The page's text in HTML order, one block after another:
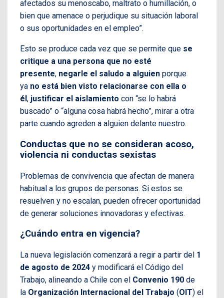
afectados su menoscabo, maltrato o humillación, o
bien que amenace o perjudique su situación laboral
o sus oportunidades en el empleo”.
Esto se produce cada vez que se permite que se
critique a una persona que no esté
presente, negarle el saludo a alguien porque
ya no está bien visto relacionarse con ella o
él, justificar el aislamiento con “se lo habrá
buscado” o “alguna cosa habrá hecho”, mirar a otra
parte cuando agreden a alguien delante nuestro.
Conductas que no se consideran acoso,
violencia ni conductas sexistas
Problemas de convivencia que afectan de manera
habitual a los grupos de personas. Si estos se
resuelven y no escalan, pueden ofrecer oportunidad
de generar soluciones innovadoras y efectivas.
¿Cuándo entra en vigencia?
La nueva legislación comenzará a regir a partir del 1
de agosto de 2024 y modificará el Código del
Trabajo, alineando a Chile con el Convenio 190 de
la Organización Internacional del Trabajo (OIT) el